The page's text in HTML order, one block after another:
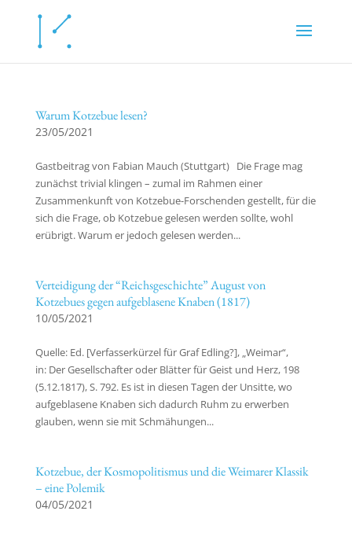
Warum Kotzebue lesen?
23/05/2021
Gastbeitrag von Fabian Mauch (Stuttgart) Die Frage mag
zunächst trivial klingen – zumal im Rahmen einer
Zusammenkunft von Kotzebue-Forschenden gestellt, für die
sich die Frage, ob Kotzebue gelesen werden sollte, wohl
erübrigt. Warum er jedoch gelesen werden...
Verteidigung der “Reichsgeschichte” August von
Kotzebues gegen aufgeblasene Knaben (1817)
10/05/2021
Quelle: Ed. [Verfasserkürzel für Graf Edling?], „Weimar“,
in: Der Gesellschafter oder Blätter für Geist und Herz, 198
(5.12.1817), S. 792. Es ist in diesen Tagen der Unsitte, wo
aufgeblasene Knaben sich dadurch Ruhm zu erwerben
glauben, wenn sie mit Schmähungen...
Kotzebue, der Kosmopolitismus und die Weimarer Klassik
– eine Polemik
04/05/2021